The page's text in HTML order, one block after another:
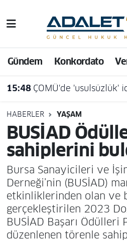
Gündem Konkordato
15:48 ÇOMÜ'de 'usulsüzlük'
HABERLER YAŞAM
BUSİAD
sahiplerini
Bursa Sanayicileri ve
Derneği’nin (BUSİAD)
etkinliklerinden olan ve
gerçekleştirilen 2023
BUSİAD Başarı Ödülleri
düzenlenen törenle
Hava Durumu
Trafik Durumu
Süper Lig Puan
Tüm Manşetler
Son Dakika Haberleri
Haber Arşivi